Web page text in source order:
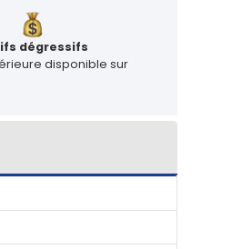
dégressifs
disponible sur